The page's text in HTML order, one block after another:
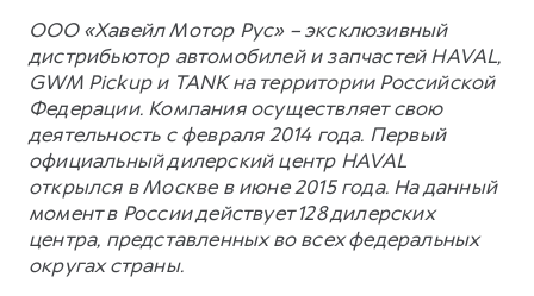
ООО «Хавейл Мотор Рус» – эксклюзивный
дистрибьютор автомобилей и запчастей HAVAL,
GWM Pickup и TANK на территории Российской
Федерации. Компания осуществляет свою
деятельность с февраля 2014 года. Первый
официальный дилерский центр HAVAL
открылся в Москве в июне 2015 года. На данный
момент в России действует 128 дилерских
центра, представленных во всех федеральных
округах страны.